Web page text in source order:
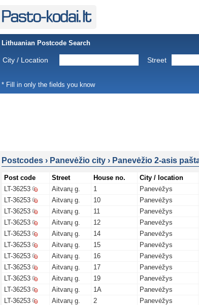
Lithuanian Postcode Search
City / Location Street
* Fill in only the fields you know
Postcodes › Panevėžio city › Panevėžio 2-asis
Post code Street House no. City / location
LT-36253
Aitvarų g. 1 Panevėžys
LT-36253
Aitvarų g. 10 Panevėžys
LT-36253
Aitvarų g. 11 Panevėžys
LT-36253
Aitvarų g. 12 Panevėžys
LT-36253
Aitvarų g. 14 Panevėžys
LT-36253
Aitvarų g. 15 Panevėžys
LT-36253
Aitvarų g. 16 Panevėžys
LT-36253
Aitvarų g. 17 Panevėžys
LT-36253
Aitvarų g. 19 Panevėžys
LT-36253
Aitvarų g. 1A Panevėžys
LT-36253
Aitvarų g. 2 Panevėžys